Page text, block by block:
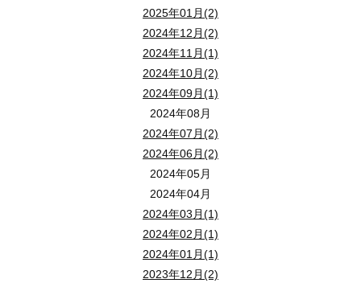
2025年01月(2)
2024年12月(2)
2024年11月(1)
2024年10月(2)
2024年09月(1)
2024年08月
2024年07月(2)
2024年06月(2)
2024年05月
2024年04月
2024年03月(1)
2024年02月(1)
2024年01月(1)
2023年12月(2)